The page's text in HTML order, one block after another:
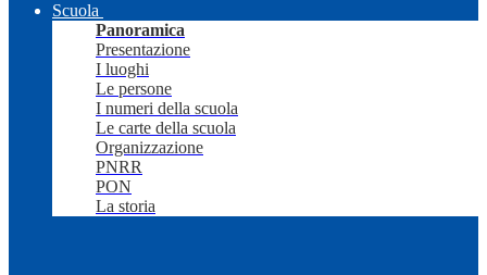
Scuola
Panoramica
Presentazione
I luoghi
Le persone
I numeri della scuola
Le carte della scuola
Organizzazione
PNRR
PON
La storia